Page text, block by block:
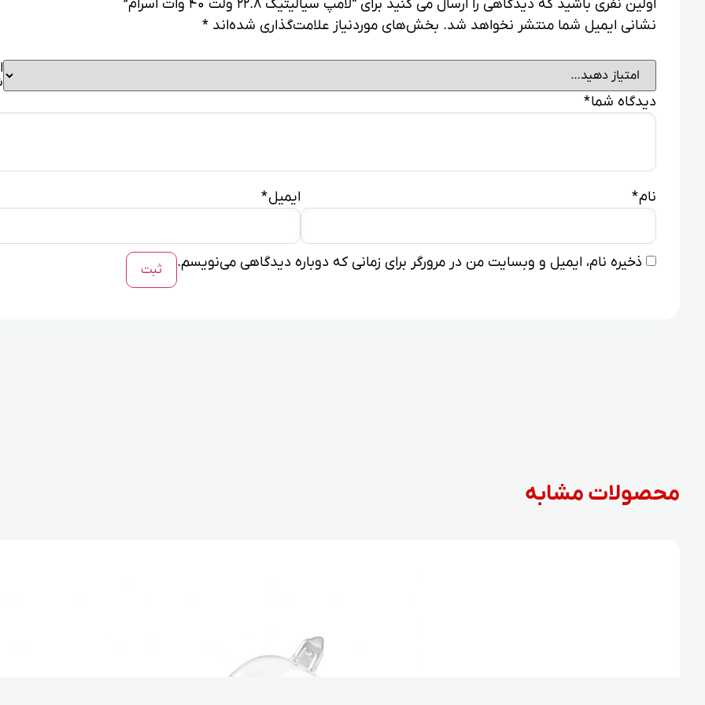
اولین نفری باشید که دیدگاهی را ارسال می کنید برای “لامپ سیالیتیک 22.8 ولت 40 وات اسرام”
نشانی ایمیل شما منتشر نخواهد شد. بخش‌های موردنیاز علامت‌گذاری شده‌اند *
دیدگاه شما*
نام* ایمیل*
ذخیره نام، ایمیل و وبسایت من در مرورگر برای زمانی که دوباره دیدگاهی می‌نویسم.
محصولات مشابه